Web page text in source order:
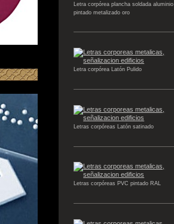
Letra corpórea plancha soldada aluminio
pintado metalizado oro
Letra corpórea Latón Pulido
Letras corpóreas Latón satinado
Letras corpóreas PVC pintado RAL